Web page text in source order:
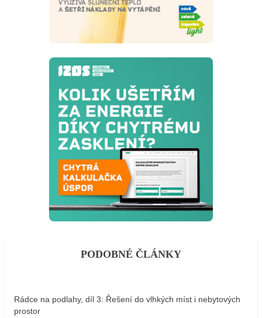
PODOBNÉ ČLÁNKY
Rádce na podlahy, díl 3: Řešení do vlhkých míst i nebytových
prostor